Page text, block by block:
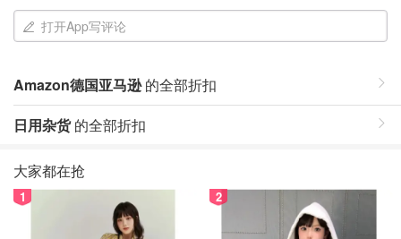
打开App写评论
Amazon德国亚马逊的全部折扣
日用杂货的全部折扣
大家都在抢
1 2